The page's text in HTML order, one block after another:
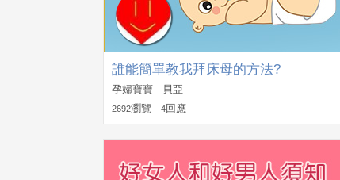
誰能簡單教我拜床母的方法?
孕婦寶寶 貝亞
2692瀏覽 4回應